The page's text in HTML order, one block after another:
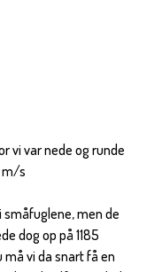
vi var nede og runde
m/s
men de
dog op på 1185
vi da snart få en